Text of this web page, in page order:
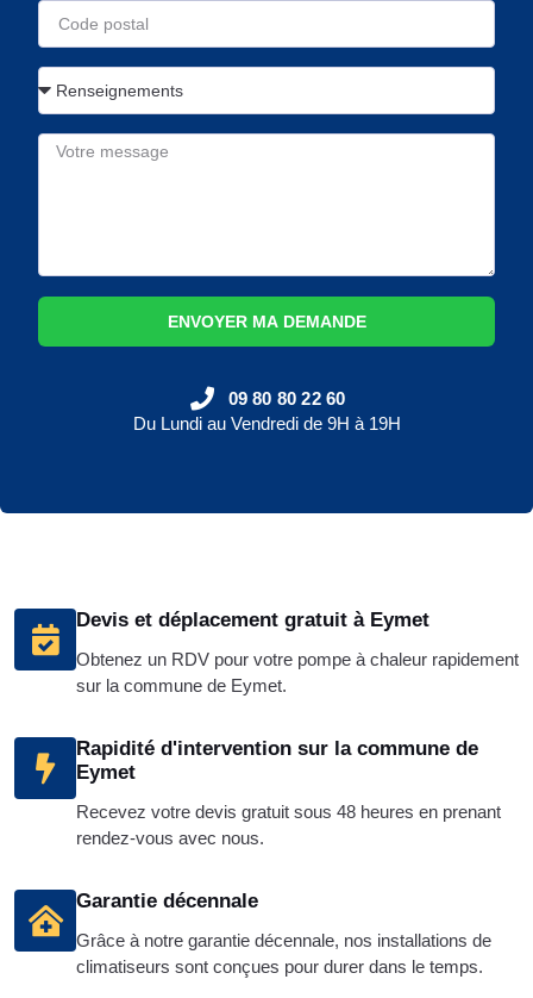
Devis et déplacement gratuit à Eymet
Obtenez un RDV pour votre pompe à chaleur rapidement
sur la commune de Eymet.
Rapidité d'intervention sur la commune de
Eymet
Recevez votre devis gratuit sous 48 heures en prenant
rendez-vous avec nous.
Garantie décennale
Grâce à notre garantie décennale, nos installations de
climatiseurs sont conçues pour durer dans le temps.
ENVOYER MA DEMANDE
09 80 80 22 60
Du Lundi au Vendredi de 9H à 19H